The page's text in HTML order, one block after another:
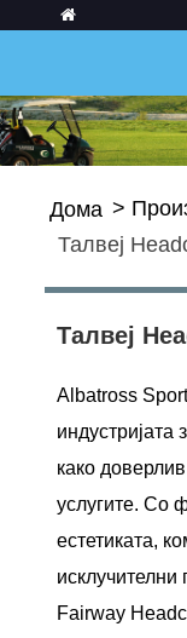
Дома >
Талвеј
Талвеј
Albatross
индустријата
како
услугите. Со
естетиката,
исклучителни
Fairway